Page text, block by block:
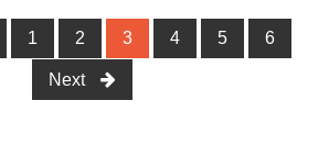
1 2 3 4 5 6
Next